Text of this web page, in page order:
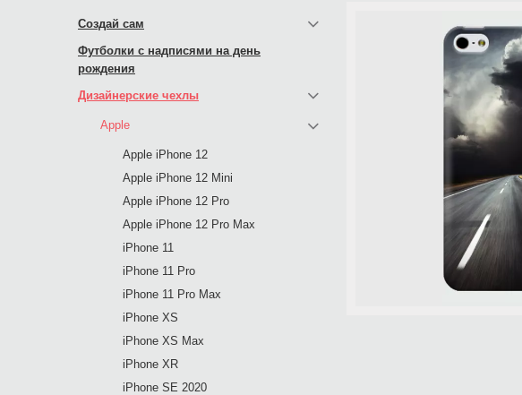
Создай сам
Футболки с надписями на день
рождения
Дизайнерские чехлы
Apple
Apple iPhone 12
Apple iPhone 12 Mini
Apple iPhone 12 Pro
Apple iPhone 12 Pro Max
iPhone 11
iPhone 11 Pro
iPhone 11 Pro Max
iPhone XS
iPhone XS Max
iPhone XR
iPhone SE 2020